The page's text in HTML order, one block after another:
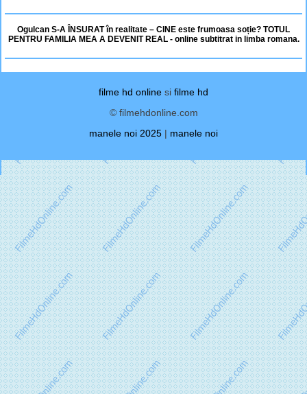
Ogulcan S-A ÎNSURAT în realitate – CINE este frumoasa soție? TOTUL
PENTRU FAMILIA MEA A DEVENIT REAL - online subtitrat in limba romana.
filme hd online si filme hd
© filmehdonline.com
manele noi 2025 | manele noi